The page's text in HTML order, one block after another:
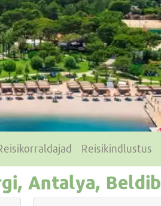
Reisikindlustus
Antalya,